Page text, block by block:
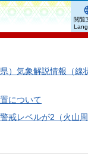
）気象解説情報（線
について
戒レベルが2（火山
閲覧